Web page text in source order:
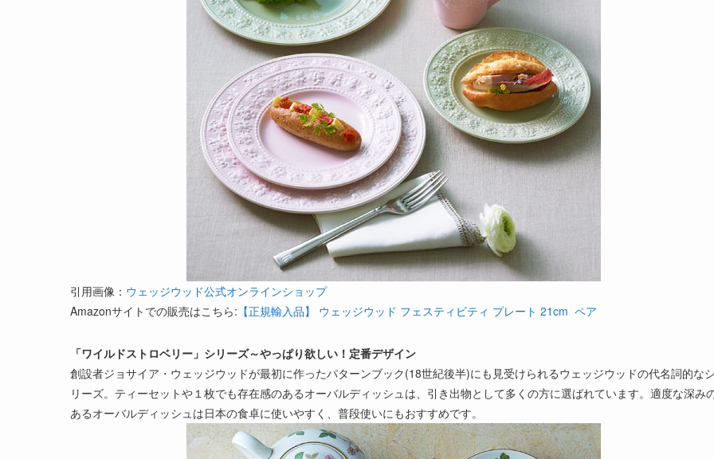
引用画像： ウェッジウッド公式オンラインショップ
Amazonサイトでの販売はこちら: 【正規輸入品】 ウェッジウッド フェスティビティ プレート 21cm ペア
「ワイルドストロベリー」シリーズ～やっぱり欲しい！定番デザイン
創設者ジョサイア・ウェッジウッドが最初に作ったパターンブック(18世紀後半)にも見受けられるウェッジウッドの代名詞的な
リーズ。ティーセットや１枚でも存在感のあるオーバルディッシュは、引き出物として多くの方に選ばれています。適度な深み
あるオーバルディッシュは日本の食卓に使いやすく、普段使いにもおすすめです。